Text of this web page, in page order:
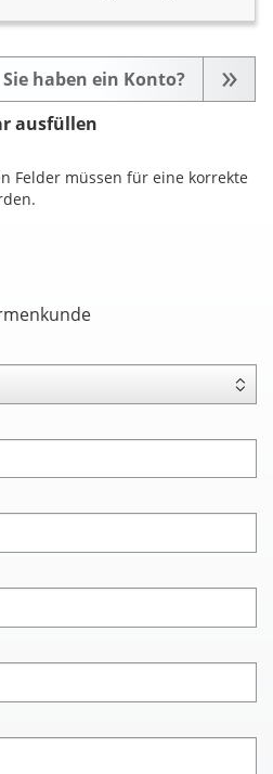
ausfüllen
Sie haben ein Konto?
Felder müssen für eine korrekte